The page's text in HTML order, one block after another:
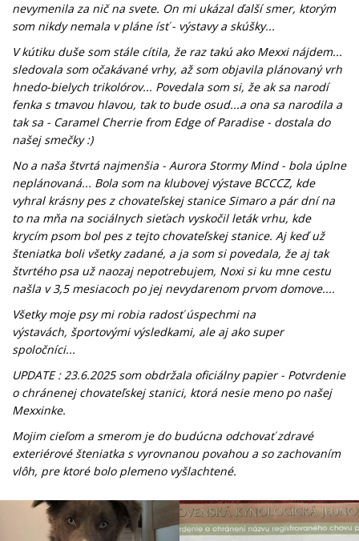
nevymenila za nič na svete. On mi ukázal ďalší smer, ktorým
som nikdy nemala v pláne ísť - výstavy a skúšky...
V kútiku duše som stále cítila, že raz takú ako Mexxi nájdem...
sledovala som očakávané vrhy, až som objavila plánovaný vrh
hnedo-bielych trikolórov... Povedala som si, že ak sa narodí
fenka s tmavou hlavou, tak to bude osud...a ona sa narodila a
tak sa - Caramel Cherrie from Edge of Paradise - dostala do
našej smečky :)
No a naša štvrtá najmenšia - Aurora Stormy Mind - bola úplne
neplánovaná... Bola som na klubovej výstave BCCCZ, kde
vyhral krásny pes z chovateľskej stanice Simaro a pár dní na
to na mňa na sociálnych sieťach vyskočil leták vrhu, kde
krycím psom bol pes z tejto chovateľskej stanice. Aj keď už
šteniatka boli všetky zadané, a ja som si povedala, že aj tak
štvrtého psa už naozaj nepotrebujem, Noxi si ku mne cestu
našla v 3,5 mesiacoch po jej nevydarenom prvom domove....
Všetky moje psy mi robia radosť úspechmi na
výstavách, športovými výsledkami, ale aj ako super
spoločníci...
UPDATE : 23.6.2025 som obdržala oficiálny papier - Potvrdenie
o chránenej chovateľskej stanici, ktorá nesie meno po našej
Mexxinke.
Mojim cieľom a smerom je do budúcna odchovať zdravé
exteriérové šteniatka s vyrovnanou povahou a so zachovaním
vlôh, pre ktoré bolo plemeno vyšlachtené.